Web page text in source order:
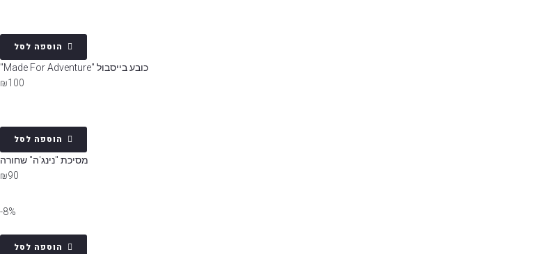
הוספה לסל
כובע בייסבול "Made For Adventure"
₪100
הוספה לסל
מסיכת "נינג'ה" שחורה
₪90
8%-
הוספה לסל